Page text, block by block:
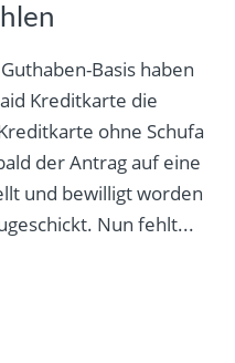
Basis haben
Kreditkarte die
ohne Schufa
der Antrag auf eine
und bewilligt worden
Nun fehlt...